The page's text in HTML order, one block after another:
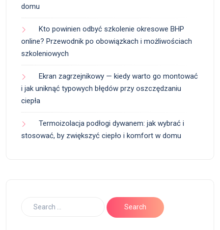
domu
Kto powinien odbyć szkolenie okresowe BHP
online? Przewodnik po obowiązkach i możliwościach
szkoleniowych
Ekran zagrzejnikowy — kiedy warto go montować
i jak uniknąć typowych błędów przy oszczędzaniu
ciepła
Termoizolacja podłogi dywanem: jak wybrać i
stosować, by zwiększyć ciepło i komfort w domu